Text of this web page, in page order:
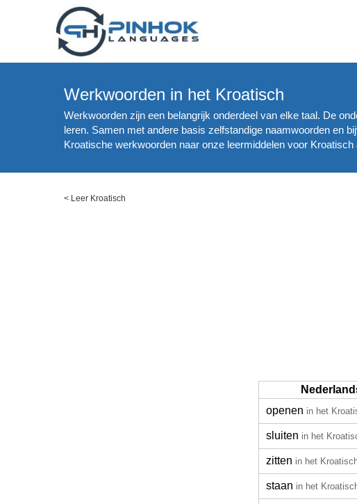
Werkwoorden in het Kroatisch
Werkwoorden zijn een belangrijk onderdeel van elke taal. De
leren. Samen met andere basis zelfstandige naamwoorden en
Kroatische werkwoorden naar onze leermiddelen voor Kroatisch
< Leer Kroatisch
openen in het
sluiten in het
zitten in het
staan in het